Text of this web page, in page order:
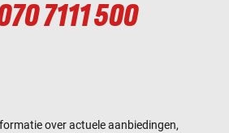
7111 500
over actuele aanbiedingen,